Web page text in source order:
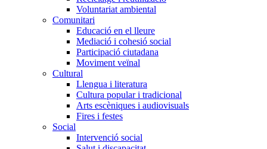
Voluntariat ambiental
Comunitari
Educació en el lleure
Mediació i cohesió social
Participació ciutadana
Moviment veïnal
Cultural
Llengua i literatura
Cultura popular i tradicional
Arts escèniques i audiovisuals
Fires i festes
Social
Intervenció social